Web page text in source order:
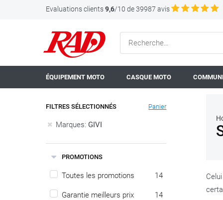
Evaluations clients9,6/10 de 39987 avis
ÉQUIPEMENT MOTO CASQUE MOTO
FILTRES SÉLECTIONNÉS Panier
Marques: GIVI
PROMOTIONS
Toutes les promotions 14
Garantie meilleurs prix 14